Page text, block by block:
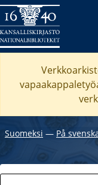
Suomeksi ― På